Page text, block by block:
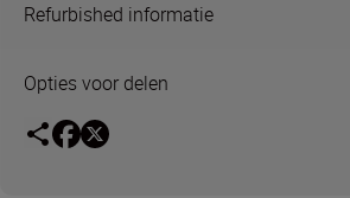
Refurbished informatie
Opties voor delen